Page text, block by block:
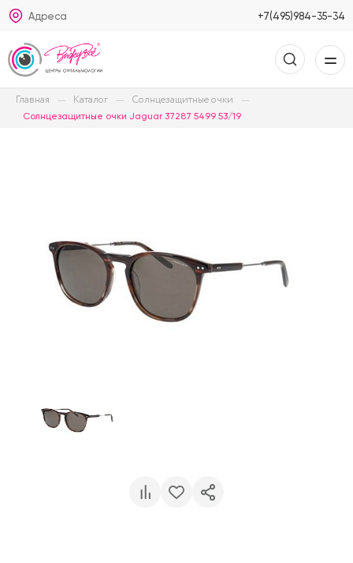
Адреса +7(495)984-35-34
Главная Каталог Солнцезащитные очки
Солнцезащитные очки Jaguar 37287 5499 53/19